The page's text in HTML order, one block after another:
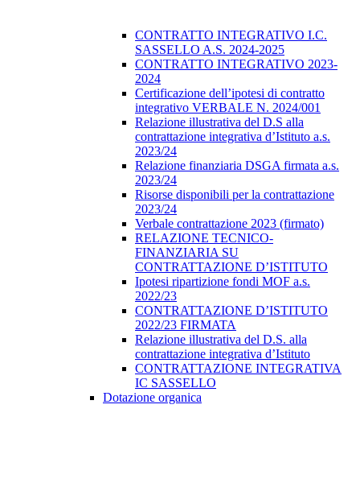
CONTRATTO INTEGRATIVO I.C.
SASSELLO A.S. 2024-2025
CONTRATTO INTEGRATIVO 2023-
2024
Certificazione dell’ipotesi di contratto
integrativo VERBALE N. 2024/001
Relazione illustrativa del D.S alla
contrattazione integrativa d’Istituto a.s.
2023/24
Relazione finanziaria DSGA firmata a.s.
2023/24
Risorse disponibili per la contrattazione
2023/24
Verbale contrattazione 2023 (firmato)
RELAZIONE TECNICO-
FINANZIARIA SU
CONTRATTAZIONE D’ISTITUTO
Ipotesi ripartizione fondi MOF a.s.
2022/23
CONTRATTAZIONE D’ISTITUTO
2022/23 FIRMATA
Relazione illustrativa del D.S. alla
contrattazione integrativa d’Istituto
CONTRATTAZIONE INTEGRATIVA
IC SASSELLO
Dotazione organica